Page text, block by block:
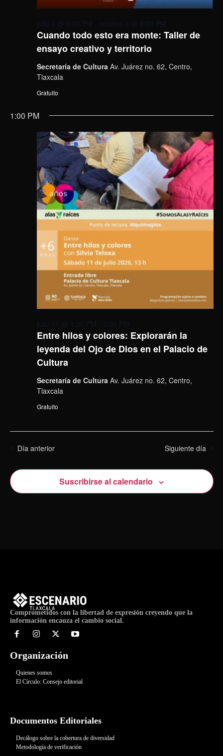
Cuando todo esto era monte: Taller de
ensayo creativo y territorio
julio 7 @ 6:00 PM - octubre 6 @ 8:00 PM
Secretaría de Cultura Av. Juárez no. 62, Centro,
Tlaxcala
Gratuito
1:00 PM
Entre hilos y colores: Explorarán la
leyenda del Ojo de Dios en el Palacio de
Cultura
julio 11 @ 1:00 PM - 3:00 PM
Secretaría de Cultura Av. Juárez no. 62, Centro,
Tlaxcala
Gratuito
Día anterior Siguiente día
Suscribirse al calendario
Comprometidos con la libertad de expresión creyendo que la
información encauza el cambio social.
Organización
Quienes somos
El Círculo: Consejo editorial
Documentos Editoriales
Decálogo sobre la cobertura de diversidad
Metodología de verificación